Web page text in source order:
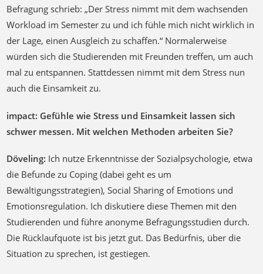
Befragung schrieb: „Der Stress nimmt mit dem wachsenden
Workload im Semester zu und ich fühle mich nicht wirklich in
der Lage, einen Ausgleich zu schaffen.“ Normalerweise
würden sich die Studierenden mit Freunden treffen, um auch
mal zu entspannen. Stattdessen nimmt mit dem Stress nun
auch die Einsamkeit zu.
impact: Gefühle wie Stress und Einsamkeit lassen sich
schwer messen. Mit welchen Methoden arbeiten Sie?
Döveling: Ich nutze Erkenntnisse der Sozialpsychologie, etwa
die Befunde zu Coping (dabei geht es um
Bewältigungsstrategien), Social Sharing of Emotions und
Emotionsregulation. Ich diskutiere diese Themen mit den
Studierenden und führe anonyme Befragungsstudien durch.
Die Rücklaufquote ist bis jetzt gut. Das Bedürfnis, über die
Situation zu sprechen, ist gestiegen.